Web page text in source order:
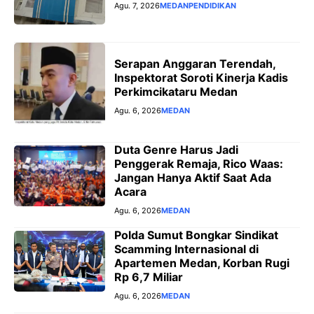
Agu. 7, 2026MEDANPENDIDIKAN
Serapan Anggaran Terendah,
Inspektorat Soroti Kinerja Kadis
Perkimcikataru Medan
Agu. 6, 2026MEDAN
Duta Genre Harus Jadi
Penggerak Remaja, Rico Waas:
Jangan Hanya Aktif Saat Ada
Acara
Agu. 6, 2026MEDAN
Polda Sumut Bongkar Sindikat
Scamming Internasional di
Apartemen Medan, Korban Rugi
Rp 6,7 Miliar
Agu. 6, 2026MEDAN